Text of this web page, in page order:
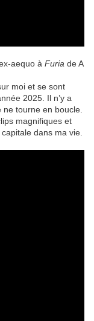
aequo à Furia de A
moi et se sont
2025. Il n’y a
ne tourne en boucle.
magnifiques et
dans ma vie.